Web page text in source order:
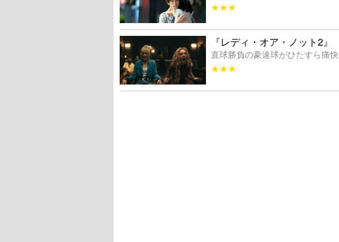
★★★
『レディ・オア・ノット2』
直球勝負の豪速球がひたすら痛快
★★★